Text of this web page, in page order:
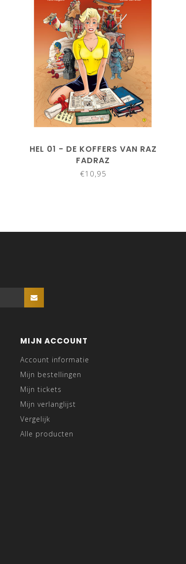
HEL 01 - DE KOFFERS VAN RAZ
FADRAZ
€10,95
MIJN ACCOUNT
Account informatie
Mijn bestellingen
Mijn tickets
Mijn verlanglijst
Vergelijk
Alle producten